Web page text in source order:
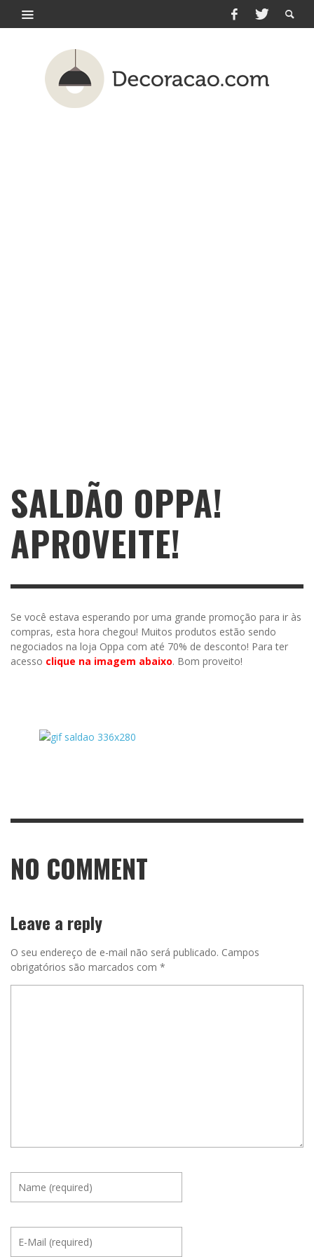
SALDÃO OPPA!
APROVEITE!
Se você estava esperando por uma grande promoção para ir às
compras, esta hora chegou! Muitos produtos estão sendo
negociados na loja Oppa com até 70% de desconto! Para ter
acesso clique na imagem abaixo. Bom proveito!
NO COMMENT
Leave a reply
O seu endereço de e-mail não será publicado. Campos
obrigatórios são marcados com *